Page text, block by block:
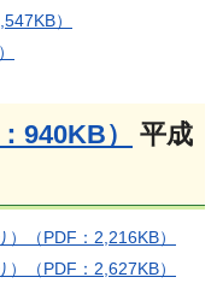
）
940KB）
平成
（PDF：2,216KB）
（PDF：2,627KB）